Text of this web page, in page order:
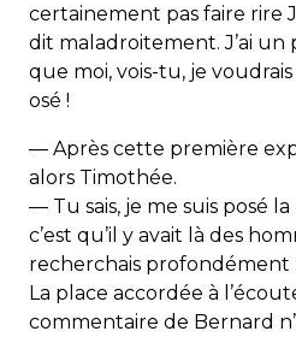
certainement pas faire rire
dit maladroitement. J’ai
que moi, vois-tu, je
osé !
— Après cette première
alors Timothée.
— Tu sais, je me suis posé
c’est qu’il y avait là des
recherchais profondément
La place accordée à
commentaire de Bernard